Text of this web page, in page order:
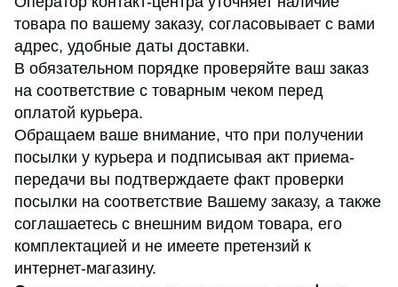
товара по вашему заказу, согласовывает с вами
адрес, удобные даты доставки.
В обязательном порядке проверяйте ваш заказ
на соответствие с товарным чеком перед
оплатой курьера.
Обращаем ваше внимание, что при получении
посылки у курьера и подписывая акт приема-
передачи вы подтверждаете факт проверки
посылки на соответствие Вашему заказу, а также
соглашаетесь с внешним видом товара, его
комплектацией и не имеете претензий к
интернет-магазину.